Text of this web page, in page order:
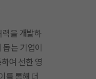
을 개발하
돕는 기업이
여 선한 영
를 통해 더